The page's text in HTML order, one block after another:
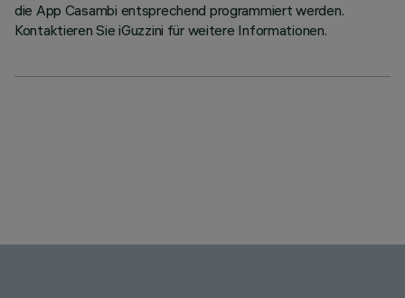
die App Casambi entsprechend programmiert werden.
Kontaktieren Sie iGuzzini für weitere Informationen.